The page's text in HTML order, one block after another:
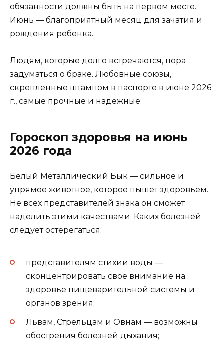
обязанности должны быть на первом месте.
Июнь — благоприятный месяц для зачатия и
рождения ребенка.
Людям, которые долго встречаются, пора
задуматься о браке. Любовные союзы,
скрепленные штампом в паспорте в июне 2026
г., самые прочные и надежные.
Гороскоп здоровья на июнь
2026 года
Белый Металлический Бык — сильное и
упрямое животное, которое пышет здоровьем.
Не всех представителей знака он сможет
наделить этими качествами. Каких болезней
следует остерегаться:
представителям стихии воды —
сконцентрировать свое внимание на
здоровье пищеварительной системы и
органов зрения;
Львам, Стрельцам и Овнам — возможны
обострения болезней дыхания;